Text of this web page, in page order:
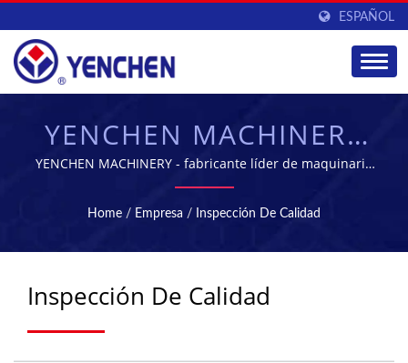
ESPAÑOL
YENCHEN MACHINERY
CO., LTD.
YENCHEN MACHINERY - fabricante líder de maquinaria
farmacéutica en Taiwán
Home / Empresa / Inspección De Calidad
Inspección De Calidad